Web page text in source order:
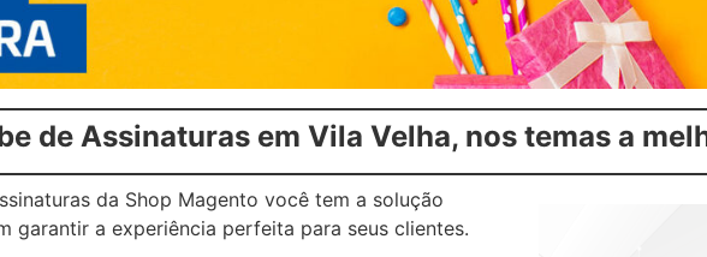
de Assinaturas em Vila Velha, nos temas a
da Shop Magento você tem a solução
garantir a experiência perfeita para seus clientes.